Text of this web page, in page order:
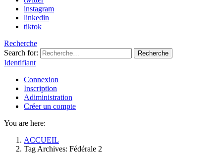
instagram
linkedin
tiktok
Recherche
Search for:
Recherche
Identifiant
Connexion
Inscription
Adiministration
Créer un compte
You are here:
ACCUEIL
Tag Archives: Fédérale 2